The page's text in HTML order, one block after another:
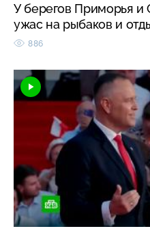
У берегов Приморья и
ужас на рыбаков и
886